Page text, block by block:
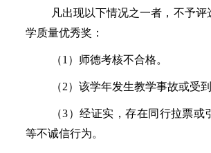
凡出现以下情况之一者，不予评
学质量优秀奖：
（1）师德考核不合格。
（2）该学年发生教学事故或受到
（3）经证实，存在同行拉票或
等不诚信行为。